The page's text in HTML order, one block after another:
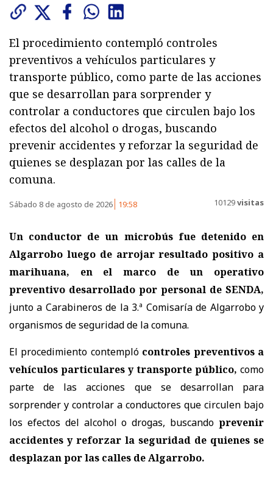
El procedimiento contempló controles
preventivos a vehículos particulares y
transporte público, como parte de las acciones
que se desarrollan para sorprender y
controlar a conductores que circulen bajo los
efectos del alcohol o drogas, buscando
prevenir accidentes y reforzar la seguridad de
quienes se desplazan por las calles de la
comuna.
Sábado 8 de agosto de 2026 19:58 10129visitas
Un conductor de un microbús fue detenido en
Algarrobo luego de arrojar resultado positivo a
marihuana, en el marco de un operativo
preventivo desarrollado por personal de SENDA,
junto a Carabineros de la 3.ª Comisaría de Algarrobo y
organismos de seguridad de la comuna.
El procedimiento contempló controles preventivos a
vehículos particulares y transporte público, como
parte de las acciones que se desarrollan para
sorprender y controlar a conductores que circulen bajo
los efectos del alcohol o drogas, buscando prevenir
accidentes y reforzar la seguridad de quienes se
desplazan por las calles de Algarrobo.